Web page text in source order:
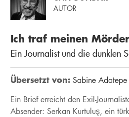
AUTOR
Ich traf meinen Mörder
Ein Journalist und die dunklen
Übersetzt von: Sabine Adatepe
Ein Brief erreicht den Exil-
Absender: Serkan Kurtuluş, ein